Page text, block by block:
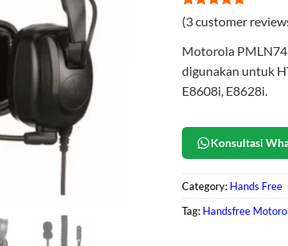
Rated5
out of 5
3
customer
ratings
(3customer
Motorola
digunakan untuk
E8608i, E8628i.
Konsultasi
Category: Hands Free
Tag: Handsfree